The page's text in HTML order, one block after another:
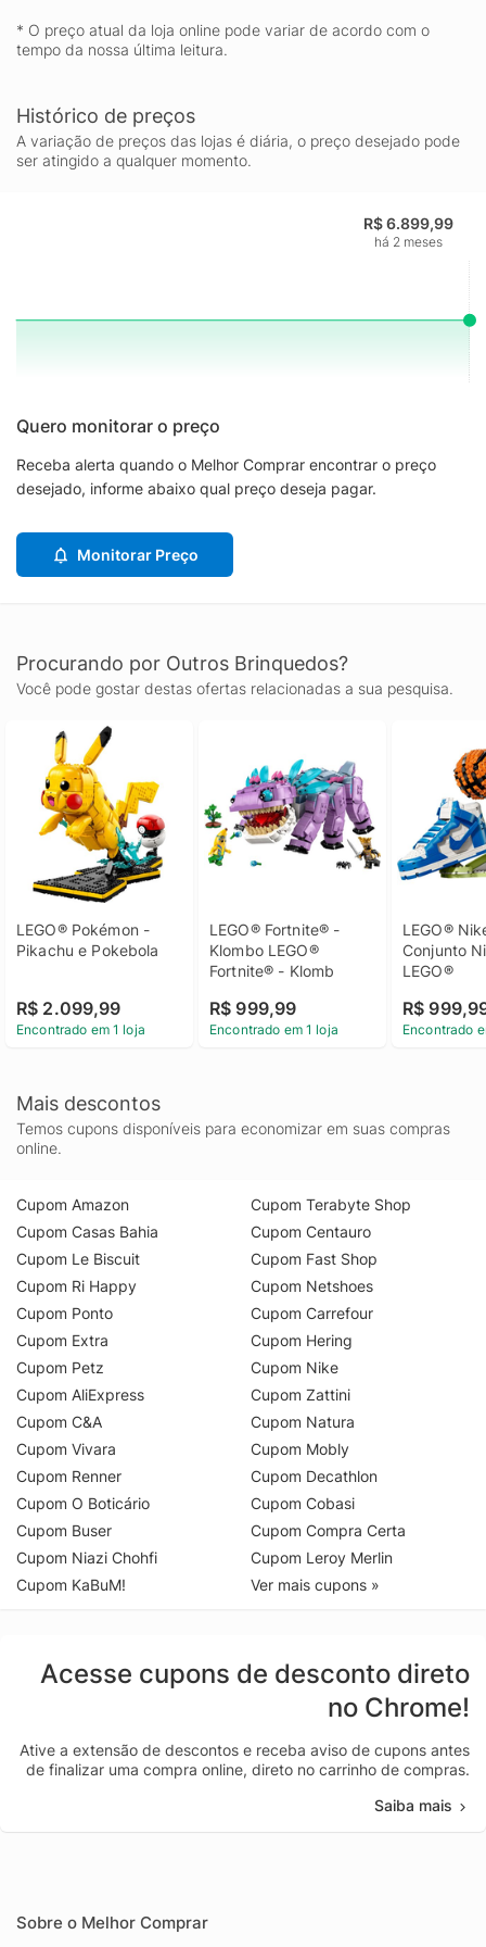
* O preço atual da loja online pode variar de acordo com o
tempo da nossa última leitura.
Histórico de preços
A variação de preços das lojas é diária, o preço desejado pode
ser atingido a qualquer momento.
R$ 6.899,99
há 2 meses
Quero monitorar o preço
Receba alerta quando o Melhor Comprar encontrar o preço
desejado, informe abaixo qual preço deseja pagar.
Monitorar Preço
Procurando por Outros Brinquedos?
Você pode gostar destas ofertas relacionadas a sua pesquisa.
LEGO® Pokémon -
Pikachu e Pokebola
R$ 2.099,99
Encontrado em 1 loja
LEGO® Fortnite® -
Klombo LEGO®
Fortnite® - Klomb
R$ 999,99
Encontrado em 1 loja
LEGO®
Conjunto
LEGO®
R$
Encontrado
Mais descontos
Temos cupons disponíveis para economizar em suas compras
online.
Cupom Amazon
Cupom Casas Bahia
Cupom Le Biscuit
Cupom Ri Happy
Cupom Ponto
Cupom Extra
Cupom Petz
Cupom AliExpress
Cupom C&A
Cupom Vivara
Cupom Renner
Cupom O Boticário
Cupom Buser
Cupom Niazi Chohfi
Cupom KaBuM!
Cupom Terabyte Shop
Cupom Centauro
Cupom Fast Shop
Cupom Netshoes
Cupom Carrefour
Cupom Hering
Cupom Nike
Cupom Zattini
Cupom Natura
Cupom Mobly
Cupom Decathlon
Cupom Cobasi
Cupom Compra Certa
Cupom Leroy Merlin
Ver mais cupons »
Acesse cupons de desconto direto
no Chrome!
Ative a extensão de descontos e receba aviso de cupons antes
de finalizar uma compra online, direto no carrinho de compras.
Saiba mais
Sobre o Melhor Comprar